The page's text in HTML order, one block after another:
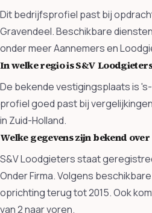
Dit bedrijfsprofiel past bij
Gravendeel. Beschikbare
onder meer Aannemers en
In welke regio is S&V
De bekende vestigingsplaats is
profiel goed past bij
in Zuid-Holland.
Welke gegevens zijn bekend
S&V Loodgieters staat
Onder Firma. Volgens
oprichting terug tot 2015. Ook
van 2 naar voren.